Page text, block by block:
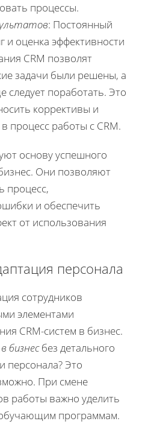
процессы.
: Постоянный
и оценка эффективности
CRM позволят
задачи были решены, а
следует поработать. Это
коррективы и
процесс работы с CRM.
основу успешного
Они позволяют
процесс,
и обеспечить
от использования
персонала
сотрудников
элементами
CRM-систем в бизнес.
бизнесбез детального
персонала? Это
При смене
работы важно уделить
программам.